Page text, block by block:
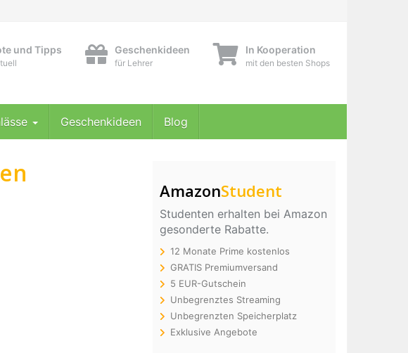
und Tipps Geschenkideen
für Lehrer
In Kooperation
mit den besten Shops
Geschenkideen Blog
AmazonStudent
Studenten erhalten bei Amazon
gesonderte Rabatte.
12 Monate Prime kostenlos
GRATIS Premiumversand
5 EUR-Gutschein
Unbegrenztes Streaming
Unbegrenzten Speicherplatz
Exklusive Angebote